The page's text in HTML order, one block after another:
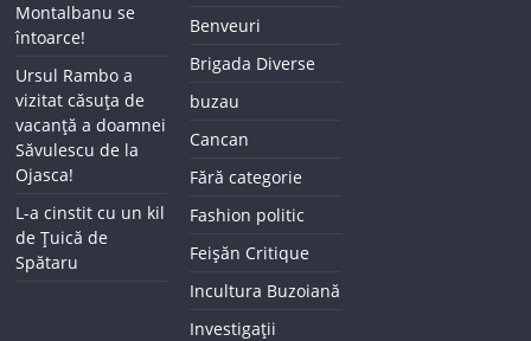
Montalbanu se
întoarce!
Ursul Rambo a
vizitat căsuța de
vacanță a doamnei
Săvulescu de la
Ojasca!
L-a cinstit cu un kil
de Țuică de
Spătaru
Benveuri
Brigada Diverse
buzau
Cancan
Fără categorie
Fashion politic
Feișăn Critique
Incultura Buzoiană
Investigații